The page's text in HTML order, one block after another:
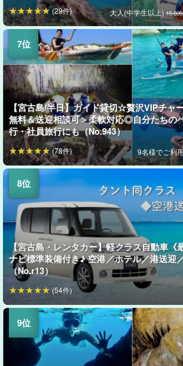
大人(中学生以上)
(29件)
【宮古島/半日】ガイド貸切☆贅沢VIPチャ
無料＆送迎相談可＞柔軟対応◎自分たちの
行・社員旅行にも（No.943）
9名様でご利
(78件)
【宮古島・レンタカー】軽クラス自動車《
ナビ標準装備付き♪ 空港／ホテル／港送迎
（No.r13）
(54件)